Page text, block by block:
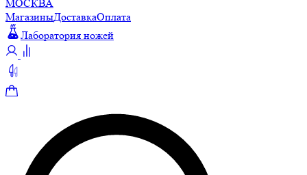
МОСКВА
МагазиныДоставкаОплата
Лаборатория ножей